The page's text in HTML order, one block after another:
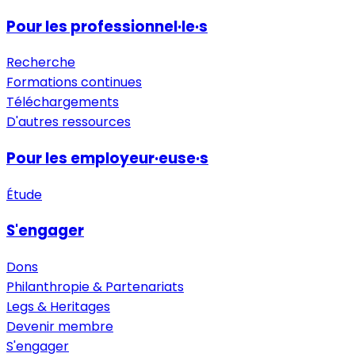
Pour les professionnel·le·s
Recherche
Formations continues
Téléchargements
D'autres ressources
Pour les employeur·euse·s
Étude
S'engager
Dons
Philanthropie & Partenariats
Legs & Heritages
Devenir membre
S'engager